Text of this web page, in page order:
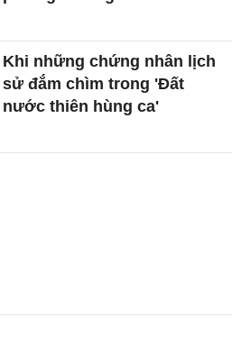
Khi những chứng nhân lịch
sử đắm chìm trong 'Đất
nước thiên hùng ca'